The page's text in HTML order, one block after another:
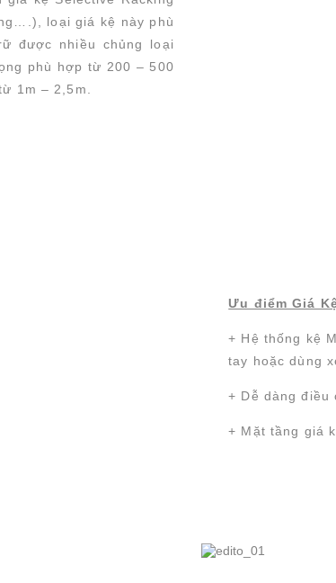
loại giá kệ này phù
được nhiều chủng loại
phù hợp từ 200 – 500
1m – 2,5m.
Ưu điểm Giá
+ Hệ thống kệ
tay hoặc dùng
+ Dễ dàng điều
+ Mặt tầng giá